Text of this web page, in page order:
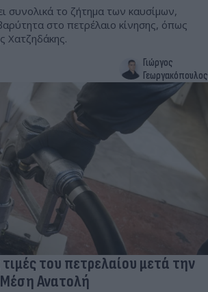
συνολικά το ζήτημα των καυσίμων,
στο πετρέλαιο κίνησης, όπως
Χατζηδάκης.
Γιώργος
Γεωργακόπουλος
του πετρελαίου μετά την
Ανατολή